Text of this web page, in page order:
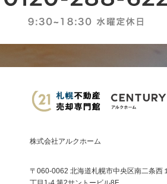
株式会社アルクホーム
〒060-0062 北海道札幌市中央区南二条西